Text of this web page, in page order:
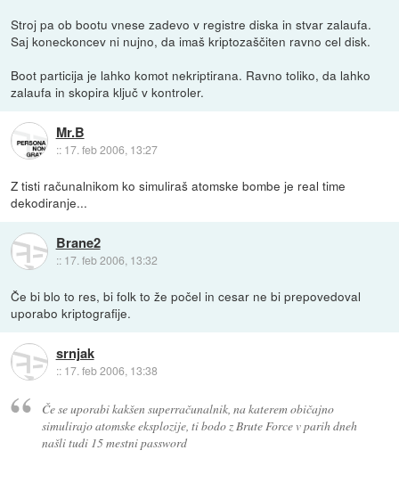
Stroj pa ob bootu vnese zadevo v registre diska in stvar zalaufa.
Saj koneckoncev ni nujno, da imaš kriptozaščiten ravno cel disk.
Boot particija je lahko komot nekriptirana. Ravno toliko, da lahko
zalaufa in skopira ključ v kontroler.
Mr.B
:: 17. feb 2006, 13:27
Z tisti računalnikom ko simuliraš atomske bombe je real time
dekodiranje...
Brane2
:: 17. feb 2006, 13:32
Če bi blo to res, bi folk to že počel in cesar ne bi prepovedoval
uporabo kriptografije.
srnjak
:: 17. feb 2006, 13:38
Če se uporabi kakšen superračunalnik, na katerem običajno
simulirajo atomske eksplozije, ti bodo z Brute Force v parih dneh
našli tudi 15 mestni password